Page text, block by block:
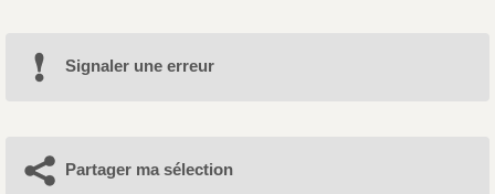
Signaler une erreur
Partager ma sélection